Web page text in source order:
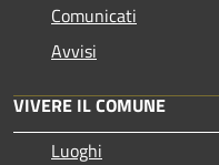
Comunicati
Avvisi
VIVERE IL COMUNE
Luoghi